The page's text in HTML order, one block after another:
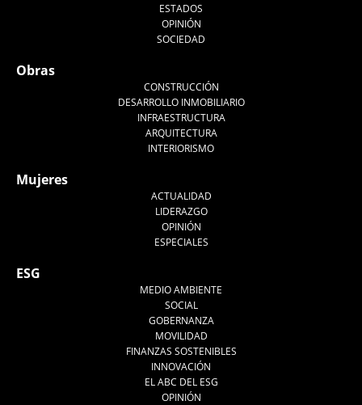
ESTADOS
OPINIÓN
SOCIEDAD
Obras
CONSTRUCCIÓN
DESARROLLO INMOBILIARIO
INFRAESTRUCTURA
ARQUITECTURA
INTERIORISMO
Mujeres
ACTUALIDAD
LIDERAZGO
OPINIÓN
ESPECIALES
ESG
MEDIO AMBIENTE
SOCIAL
GOBERNANZA
MOVILIDAD
FINANZAS SOSTENIBLES
INNOVACIÓN
EL ABC DEL ESG
OPINIÓN